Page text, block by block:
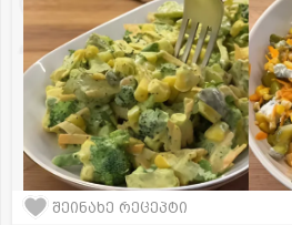
შეინახე რეცეპტი